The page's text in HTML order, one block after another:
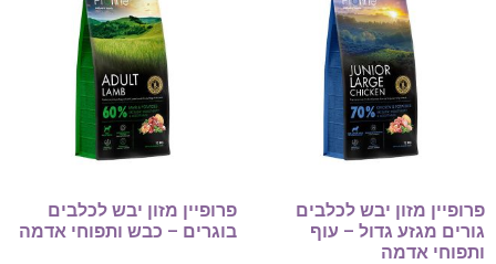
פרופיין מזון יבש לכלבים
גורים מגזע גדול – עוף
ותפוחי אדמה
פרופיין מזון יבש לכלבים
בוגרים – כבש ותפוחי אדמה